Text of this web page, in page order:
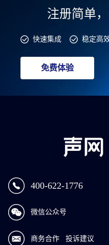
注册简单
快速集成 稳定高
免费体验
400-622-1776
微信公众号
商务合作 投诉建议